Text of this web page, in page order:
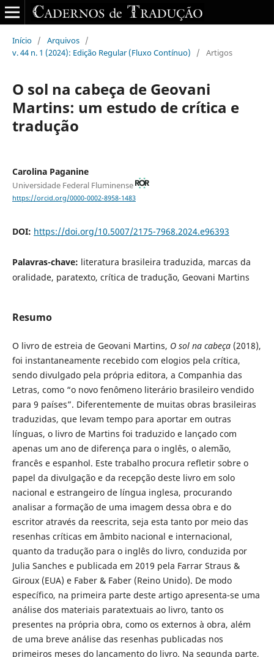
Início / Arquivos /
v. 44 n. 1 (2024): Edição Regular (Fluxo Contínuo)
/ Artigos
O sol na cabeça de Geovani
Martins: um estudo de crítica e
tradução
Carolina Paganine
Universidade Federal Fluminense
https://orcid.org/0000-0002-8958-1483
DOI: https://doi.org/10.5007/2175-7968.2024.e96393
Palavras-chave: literatura brasileira traduzida, marcas da
oralidade, paratexto, crítica de tradução, Geovani Martins
Resumo
O livro de estreia de Geovani Martins, O sol na cabeça(2018),
foi instantaneamente recebido com elogios pela crítica,
sendo divulgado pela própria editora, a Companhia das
Letras, como “o novo fenômeno literário brasileiro vendido
para 9 países”. Diferentemente de muitas obras brasileiras
traduzidas, que levam tempo para aportar em outras
línguas, o livro de Martins foi traduzido e lançado com
apenas um ano de diferença para o inglês, o alemão,
francês e espanhol. Este trabalho procura refletir sobre o
papel da divulgação e da recepção deste livro em solo
nacional e estrangeiro de língua inglesa, procurando
analisar a formação de uma imagem dessa obra e do
escritor através da reescrita, seja esta tanto por meio das
resenhas críticas em âmbito nacional e internacional,
quanto da tradução para o inglês do livro, conduzida por
Julia Sanches e publicada em 2019 pela Farrar Straus &
Giroux (EUA) e Faber & Faber (Reino Unido). De modo
específico, na primeira parte deste artigo apresenta-se uma
análise dos materiais paratextuais ao livro, tanto os
presentes na própria obra, como os externos à obra, além
de uma breve análise das resenhas publicadas nos
primeiros meses do lançamento do livro. Na segunda parte,